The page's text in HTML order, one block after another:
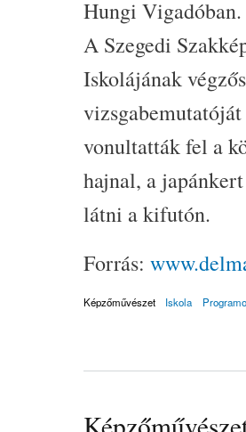
Hungi Vigadóban.
A Szegedi
Iskolájának
vonultatták fel a
hajnal, a
látni a kifutón.
Forrás:
Képzőművészet Iskola